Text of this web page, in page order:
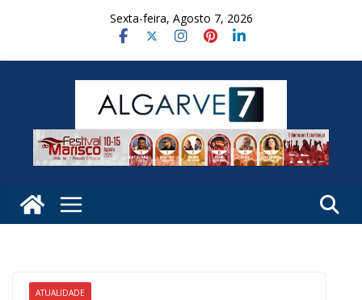
Sexta-feira, Agosto 7, 2026
ATUALIDADE